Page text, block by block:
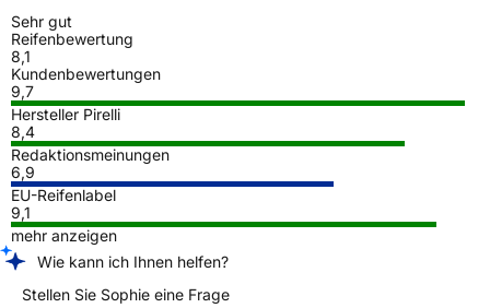
Sehr gut
Reifenbewertung
8,1
Kundenbewertungen
9,7
Hersteller Pirelli
8,4
Redaktionsmeinungen
6,9
EU-Reifenlabel
9,1
mehr anzeigen
Wie kann ich Ihnen helfen?
Stellen Sie Sophie eine Frage